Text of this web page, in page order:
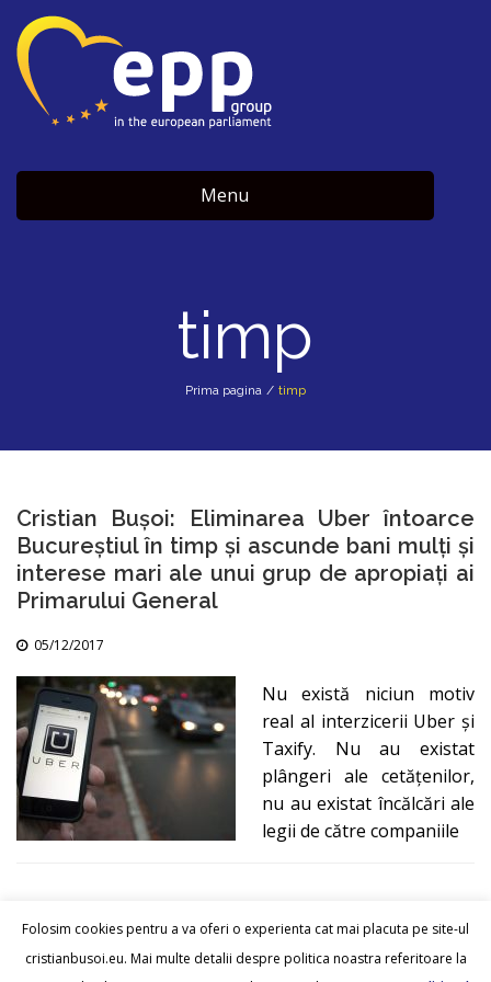
Menu
timp
Prima pagina / timp
Cristian Bușoi: Eliminarea Uber întoarce
Bucureștiul în timp și ascunde bani mulți și
interese mari ale unui grup de apropiați ai
Primarului General
05/12/2017
Nu există niciun motiv
real al interzicerii Uber și
Taxify. Nu au existat
plângeri ale cetățenilor,
nu au existat încălcări ale
legii de către companiile
Folosim cookies pentru a va oferi o experienta cat mai placuta pe site-ul
cristianbusoi.eu. Mai multe detalii despre politica noastra referitoare la